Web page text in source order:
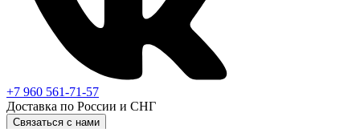
+7 960 561-71-57
Доставка по России и СНГ
Связаться с нами